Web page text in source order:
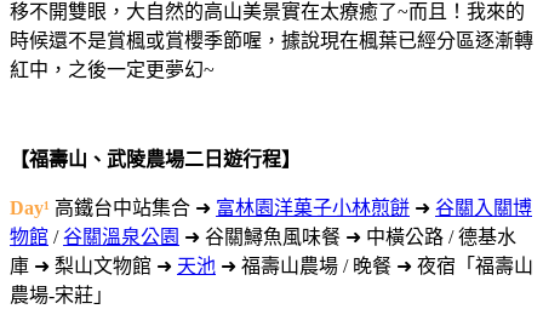
移不開雙眼，大自然的高山美景實在太療癒了~而且！我來的
時候還不是賞楓或賞櫻季節喔，據說現在楓葉已經分區逐漸轉
紅中，之後一定更夢幻~
【福壽山、武陵農場二日遊行程】
Day¹ 高鐵台中站集合 ➜ 富林園洋菓子小林煎餅 ➜ 谷關入關博
物館 /谷關溫泉公園 ➜ 谷關鱘魚風味餐 ➜ 中橫公路 / 德基水
庫 ➜ 梨山文物館 ➜ 天池 ➜ 福壽山農場 / 晚餐 ➜ 夜宿「福壽山
農場-宋莊」⁣